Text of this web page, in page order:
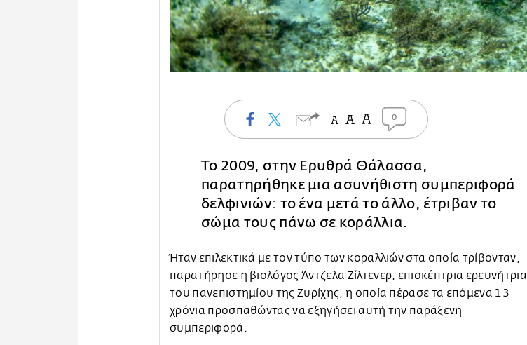
0
Το 2009, στην Ερυθρά Θάλασσα,
παρατηρήθηκε μια ασυνήθιστη συμπεριφορά
δελφινιών: το ένα μετά το άλλο, έτριβαν το
σώμα τους πάνω σε κοράλλια.
Ήταν επιλεκτικά με τον τύπο των κοραλλιών στα οποία τρίβονταν,
παρατήρησε η βιολόγος Άντζελα Ζίλτενερ, επισκέπτρια ερευνήτρια
του πανεπιστημίου της Ζυρίχης, η οποία πέρασε τα επόμενα 13
χρόνια προσπαθώντας να εξηγήσει αυτή την παράξενη
συμπεριφορά.